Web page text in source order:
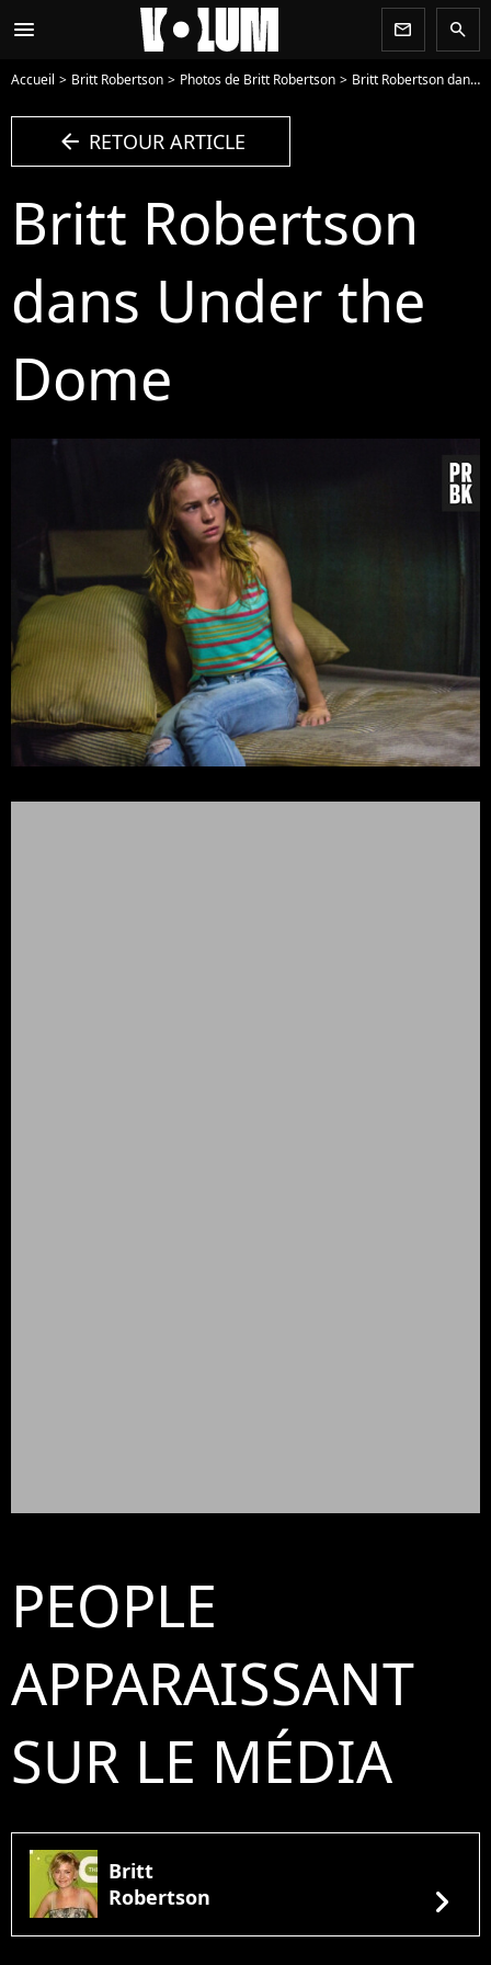
menu newsletter search
Accueil Britt Robertson Photos de Britt Robertson Britt Robertson dans Under the Dome - Photo
arrow_left RETOUR ARTICLE
Britt Robertson
dans Under the
Dome
PEOPLE
APPARAISSANT
SUR LE MÉDIA
Britt
Robertson
chevron_right